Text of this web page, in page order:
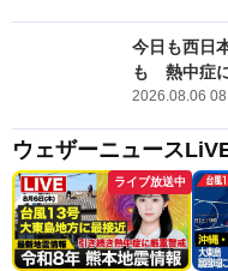
今日も西日
も 熱中症
2026.08.06
ウェザーニュース
ライブ放送中